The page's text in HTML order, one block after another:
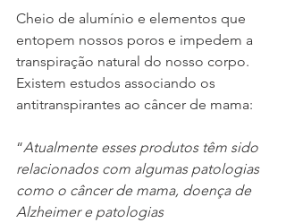
Cheio de alumínio e elementos que
entopem nossos poros e impedem a
transpiração natural do nosso corpo.
Existem estudos associando os
antitranspirantes ao câncer de mama:
“Atualmente esses produtos têm sido
relacionados com algumas patologias
como o câncer de mama, doença de
Alzheimer e patologias